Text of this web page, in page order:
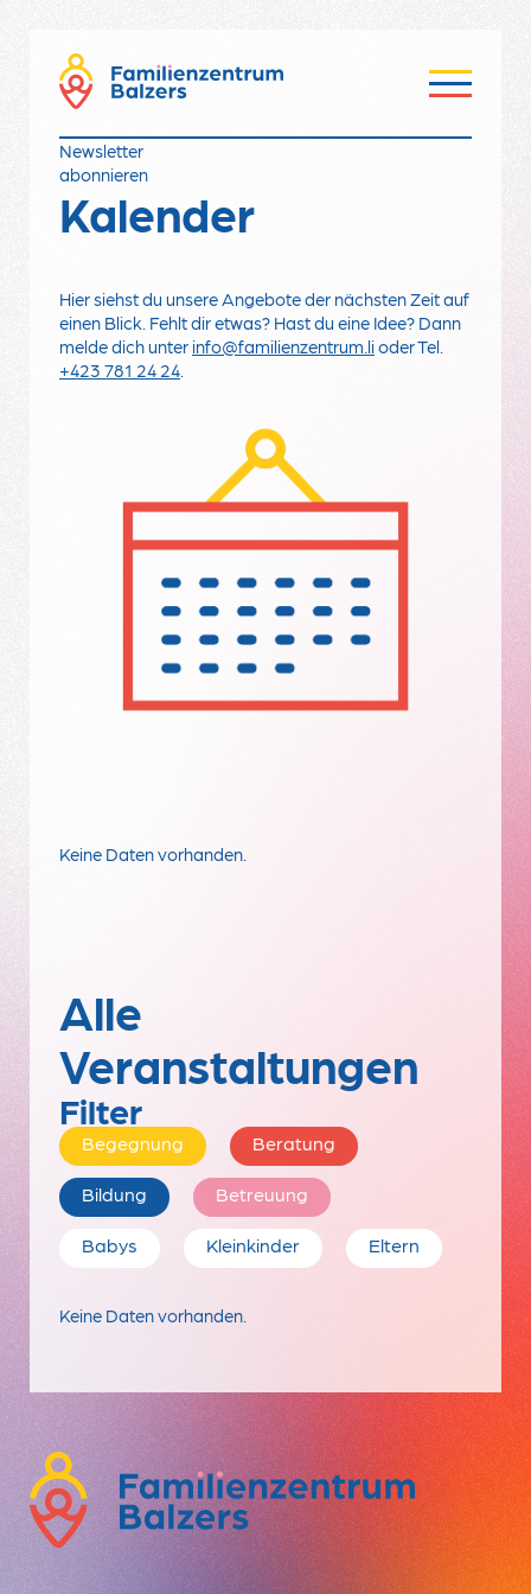
Newsletter
abonnieren
Kalender
Hier siehst du unsere Angebote der nächsten Zeit auf
einen Blick. Fehlt dir etwas? Hast du eine Idee? Dann
melde dich unterinfo@familienzentrum.lioder Tel.
+423 781 24 24.
Keine Daten vorhanden.
Alle
Veranstaltungen
Filter
Begegnung Beratung
Bildung Betreuung
Babys Kleinkinder Eltern
Keine Daten vorhanden.